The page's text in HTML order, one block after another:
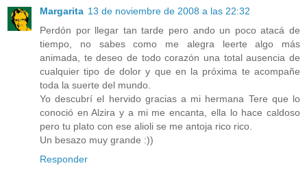
Margarita 13 de noviembre de 2008 a las 22:32
Perdón por llegar tan tarde pero ando un poco atacá de
tiempo, no sabes como me alegra leerte algo más
animada, te deseo de todo corazón una total ausencia de
cualquier tipo de dolor y que en la próxima te acompañe
toda la suerte del mundo.
Yo descubrí el hervido gracias a mi hermana Tere que lo
conoció en Alzira y a mi me encanta, ella lo hace caldoso
pero tu plato con ese alioli se me antoja rico rico.
Un besazo muy grande :))
Responder